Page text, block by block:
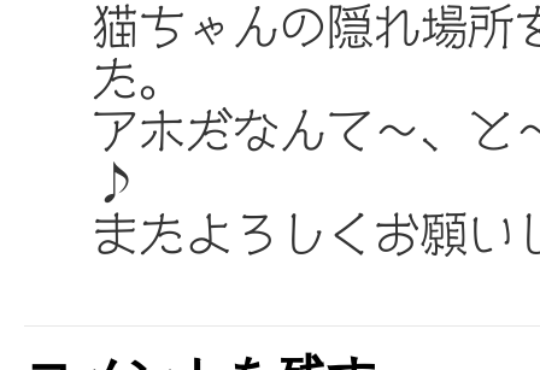
猫ちゃんの隠れ場所
た。
アホだなんて～、と
♪
またよろしくお願い